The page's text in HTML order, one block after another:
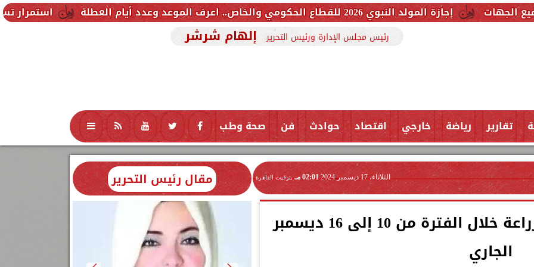
استمرار تسجيل رغبات النبوي 2026 للقطاع الحكومي والخاص.. اعرف الموعد وعدد أيام العطلة
رئيس مجلس الإدارة ورئيس التحرير إلهام شرشر
تقارير رياضة خارجي اقتصاد حوادث فن صحة وطب تكنولوجيا منوعات محافظات
الثلاثاء، 17 ديسمبر 2024 02:01 مـ بتوقيت القاهرة
تعرف عن أنشطة وزارة الزراعة خلال الفترة من 10 إلى 16 ديسمبر
الجاري
مقال رئيس التحرير